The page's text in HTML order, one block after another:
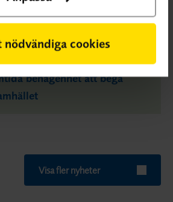
nödvändiga cookies
inom psykiatrin
benägenhet att begå
på Facebook
på LinkedIn
sidan via E-post
Visa fler nyheter